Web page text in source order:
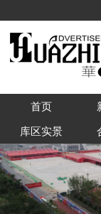
首页
库区实景